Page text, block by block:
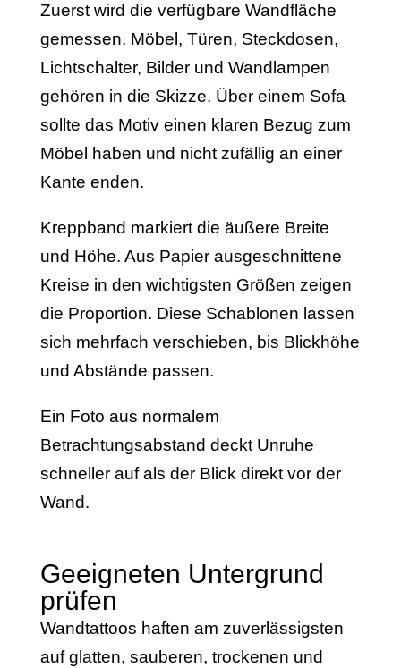
Zuerst wird die verfügbare Wandfläche
gemessen. Möbel, Türen, Steckdosen,
Lichtschalter, Bilder und Wandlampen
gehören in die Skizze. Über einem Sofa
sollte das Motiv einen klaren Bezug zum
Möbel haben und nicht zufällig an einer
Kante enden.
Kreppband markiert die äußere Breite
und Höhe. Aus Papier ausgeschnittene
Kreise in den wichtigsten Größen zeigen
die Proportion. Diese Schablonen lassen
sich mehrfach verschieben, bis Blickhöhe
und Abstände passen.
Ein Foto aus normalem
Betrachtungsabstand deckt Unruhe
schneller auf als der Blick direkt vor der
Wand.
Geeigneten Untergrund
prüfen
Wandtattoos haften am zuverlässigsten
auf glatten, sauberen, trockenen und